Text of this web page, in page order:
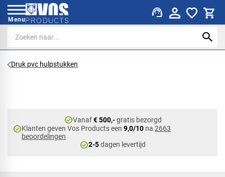
Menu support_agent
Druk pvc hulpstukken
check_circleVanaf€ 500,-gratis bezorgd
check_circleKlanten geven Vos Products een9,0/10 na2663
beoordelingen
check_circle2-5dagen levertijd